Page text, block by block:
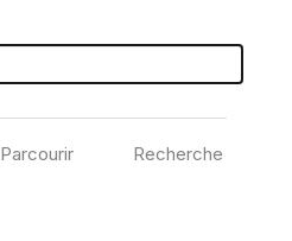
Parcourir Recherche